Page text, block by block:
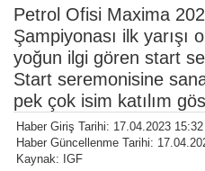
Petrol Ofisi Maxima
Şampiyonası ilk yarışı
yoğun ilgi gören start
Start seremonisine
pek çok isim katılım
Haber Giriş Tarihi: 17.04.2023 15:32
Haber Güncellenme Tarihi:
Kaynak: IGF